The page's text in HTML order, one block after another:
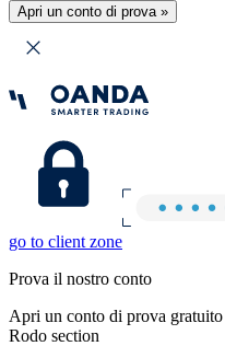
Apri un conto di prova »
go to client zone
Prova il nostro conto
Apri un conto di prova gratuito
Rodo section